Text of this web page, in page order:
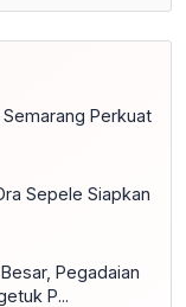
Perkuat
Sepele Siapkan
Pegadaian
P...